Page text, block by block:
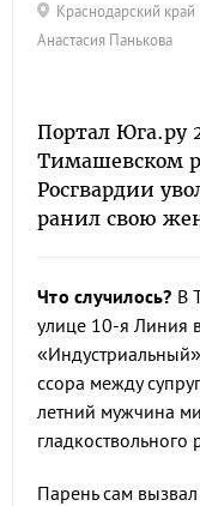
Краснодарский край
Анастасия Панькова
Портал Юга.ру
Тимашевском
Росгвардии
ранил свою
Что случилось? В
улице 10-я Линия
ссора между
летний мужчина
Парень сам